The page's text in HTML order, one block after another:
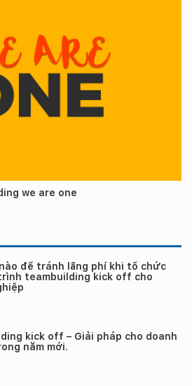
we are one
để tránh lãng phí khi tổ chức
teambuilding kick off cho
kick off – Giải pháp cho doanh
năm mới.